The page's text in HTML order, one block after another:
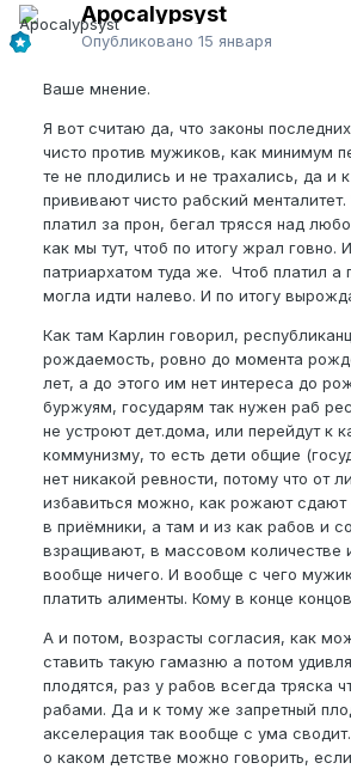
Apocalypsyst
Опубликовано 15 января
Ваше мнение.
Я вот считаю да, что законы
чисто против мужиков, как минимум
те не плодились и не трахались, да и
прививают чисто рабский
платил за прон, бегал трясся над
как мы тут, чтоб по итогу жрал говно.
патриархатом туда же. Чтоб платил а
могла идти налево. И по итогу
Как там Карлин говорил,
рождаемость, ровно до момента
лет, а до этого им нет интереса до
буржуям, государям так нужен раб
не устроют дет.дома, или перейдут к
коммунизму, то есть дети общие
нет никакой ревности, потому что от
избавиться можно, как рожают сдают
в приёмники, а там и из как рабов и
взращивают, в массовом количестве
вообще ничего. И вообще с чего
платить алименты. Кому в конце
А и потом, возрасты согласия, как
ставить такую гамазню а потом
плодятся, раз у рабов всегда тряска
рабами. Да и к тому же запретный
акселерация так вообще с ума
о каком детстве можно говорить,